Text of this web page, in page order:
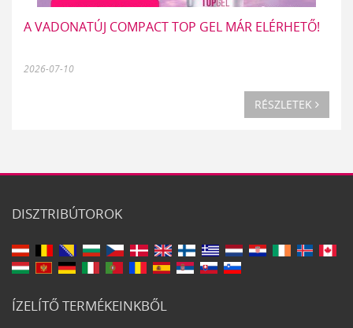
A VADONATÚJ COMPACT TOP GEL MÁR ELÉRHETŐ!
2026-07-10
RÉSZLETEK
DISZTRIBÚTOROK
ÍZELÍTŐ TERMÉKEINKBŐL